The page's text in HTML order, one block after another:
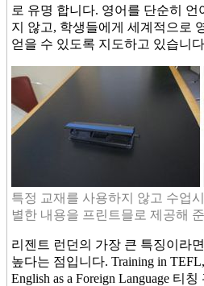
로 유명 합니다. 영어를 단순히 언
지 않고, 학생들에게 세계적으로
얻을 수 있도록 지도하고 있습니
특정 교재를 사용하지 않고 수업
별한 내용을 프린트믈로 제공해
리젠트 런던의 가장 큰 특징이라
높다는 점입니다. Training in
English as a Foreign Language 티